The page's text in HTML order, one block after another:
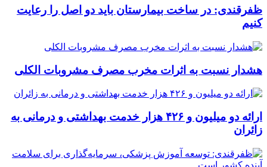
ظفرقندی: در ساخت بیمارستان باید دو اصل را رعایت
کنیم
هشدار نسبت به اثرات مخرب مصرف مشروبات الکلی
ارائه دو میلیون و ۴۲۶ هزار خدمت بهداشتی و درمانی به
زائران